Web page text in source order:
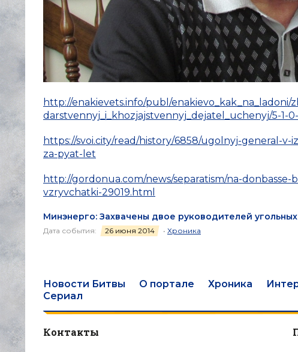
http://enakievets.info/publ/enakievo_kak_na_ladoni/
darstvennyj_i_khozjajstvennyj_dejatel_uchenyj/5-1-
https://svoi.city/read/history/6858/ugolnyj-general-
za-pyat-let
http://gordonua.com/news/separatism/na-
vzryvchatki-29019.html
Минэнерго: Захвачены двое руководителей
Дата события: 26 июня 2014 • Хроника
Новости Битвы О портале Хроника
Сериал
Контакты